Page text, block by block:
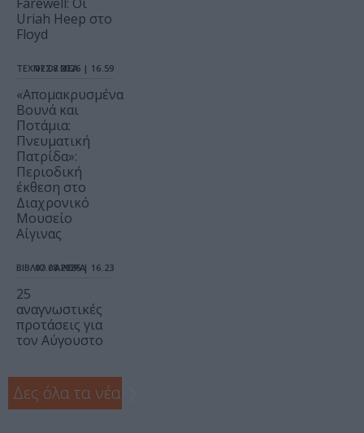
Uriah Heep στο
Floyd
ΤΕΧΝΕΣ / ΝΕΑ
07.08.2026 | 16.59
«Απομακρυσμένα
Βουνά και
Ποτάμια:
Πνευματική
Πατρίδα»:
Περιοδική
έκθεση στο
Διαχρονικό
Μουσείο
Αίγινας
ΒΙΒΛΙΟ / ΑΡΘΡΑ
07.08.2026 | 16.23
25
αναγνωστικές
προτάσεις για
τον Αύγουστο
Δες όλα τα νέα